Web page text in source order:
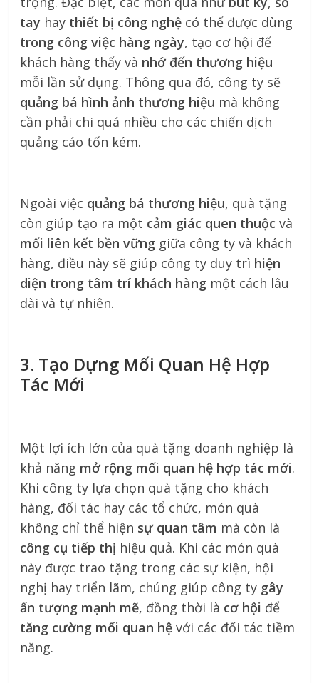
tay hay thiết bị công nghệ có thể được dùng
trong công việc hàng ngày, tạo cơ hội để
khách hàng thấy và nhớ đến thương hiệu
mỗi lần sử dụng. Thông qua đó, công ty sẽ
quảng bá hình ảnh thương hiệu mà không
cần phải chi quá nhiều cho các chiến dịch
quảng cáo tốn kém.
Ngoài việc quảng bá thương hiệu, quà tặng
còn giúp tạo ra một cảm giác quen thuộc và
mối liên kết bền vững giữa công ty và khách
hàng, điều này sẽ giúp công ty duy trì hiện
diện trong tâm trí khách hàng một cách lâu
dài và tự nhiên.
3. Tạo Dựng Mối Quan Hệ Hợp
Tác Mới
Một lợi ích lớn của quà tặng doanh nghiệp là
khả năng mở rộng mối quan hệ hợp tác mới.
Khi công ty lựa chọn quà tặng cho khách
hàng, đối tác hay các tổ chức, món quà
không chỉ thể hiện sự quan tâm mà còn là
công cụ tiếp thị hiệu quả. Khi các món quà
này được trao tặng trong các sự kiện, hội
nghị hay triển lãm, chúng giúp công ty gây
ấn tượng mạnh mẽ, đồng thời là cơ hội để
tăng cường mối quan hệ với các đối tác tiềm
năng.